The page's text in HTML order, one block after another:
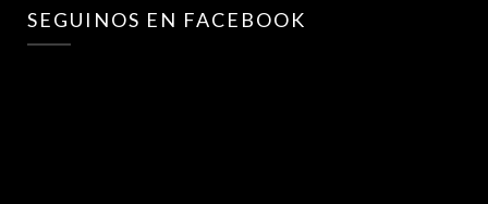
SEGUINOS EN FACEBOOK